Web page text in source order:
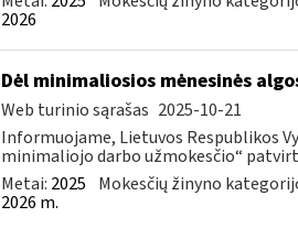
2026
Dėl minimaliosios mėnesinės
Web turinio sąrašas 2025-10-21
Informuojame, Lietuvos Respublikos
minimaliojo darbo užmokesčio“
Metai: 2025 Mokesčių žinyno
2026 m.